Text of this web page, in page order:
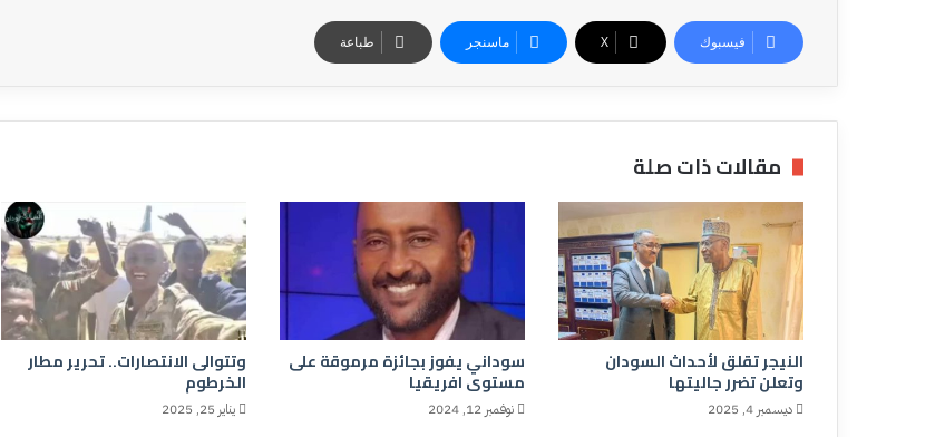
فيسبوك ‫X ماسنجر طباعة
مقالات ذات صلة
النيجر تقلق لأحداث السودان
وتعلن تضرر جاليتها
ديسمبر 4, 2025
سوداني يفوز بجائزة مرموقة على
مستوى افريقيا
نوفمبر 12, 2024
وتتوالى الانتصارات.. تحرير مطار
الخرطوم
يناير 25, 2025